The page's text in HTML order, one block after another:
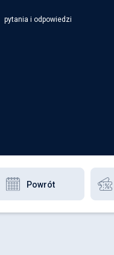
pytania i odpowiedzi